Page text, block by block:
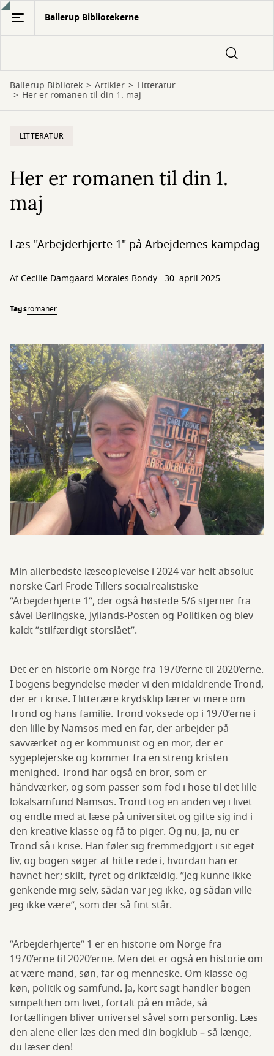
Gå
hovedindhold
Ballerup Bibliotekerne
Ballerup Bibliotek Artikler Litteratur
Her er romanen til din 1. maj
LITTERATUR
Her er romanen til din 1.
maj
Læs "Arbejderhjerte 1" på Arbejdernes kampdag
AfCecilie Damgaard Morales Bondy 30. april 2025
Tagsromaner
Min allerbedste læseoplevelse i 2024 var helt absolut
norske Carl Frode Tillers socialrealistiske
”Arbejderhjerte 1”, der også høstede 5/6 stjerner fra
såvel Berlingske, Jyllands-Posten og Politiken og blev
kaldt ”stilfærdigt storslået”.
Det er en historie om Norge fra 1970’erne til 2020’erne.
I bogens begyndelse møder vi den midaldrende Trond,
der er i krise. I litterære krydsklip lærer vi mere om
Trond og hans familie. Trond voksede op i 1970’erne i
den lille by Namsos med en far, der arbejder på
savværket og er kommunist og en mor, der er
sygeplejerske og kommer fra en streng kristen
menighed. Trond har også en bror, som er
håndværker, og som passer som fod i hose til det lille
lokalsamfund Namsos. Trond tog en anden vej i livet
og endte med at læse på universitet og gifte sig ind i
den kreative klasse og få to piger. Og nu, ja, nu er
Trond så i krise. Han føler sig fremmedgjort i sit eget
liv, og bogen søger at hitte rede i, hvordan han er
havnet her; skilt, fyret og drikfældig. ”Jeg kunne ikke
genkende mig selv, sådan var jeg ikke, og sådan ville
jeg ikke være”, som der så fint står.
”Arbejderhjerte” 1 er en historie om Norge fra
1970’erne til 2020’erne. Men det er også en historie om
at være mand, søn, far og menneske. Om klasse og
køn, politik og samfund. Ja, kort sagt handler bogen
simpelthen om livet, fortalt på en måde, så
fortællingen bliver universel såvel som personlig. Læs
den alene eller læs den med din bogklub – så længe,
du læser den!